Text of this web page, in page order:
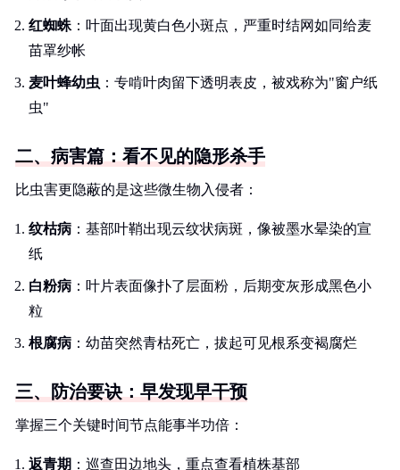
红蜘蛛 ：叶面出现黄白色小斑点，严重时结网如同给麦
苗罩纱帐
麦叶蜂幼虫 ：专啃叶肉留下透明表皮，被戏称为"窗户纸
虫"
二、病害篇：看不见的隐形杀手
比虫害更隐蔽的是这些微生物入侵者：
纹枯病 ：基部叶鞘出现云纹状病斑，像被墨水晕染的宣
纸
白粉病 ：叶片表面像扑了层面粉，后期变灰形成黑色小
粒
根腐病 ：幼苗突然青枯死亡，拔起可见根系变褐腐烂
三、防治要诀：早发现早干预
掌握三个关键时间节点能事半功倍：
返青期 ：巡查田边地头，重点查看植株基部